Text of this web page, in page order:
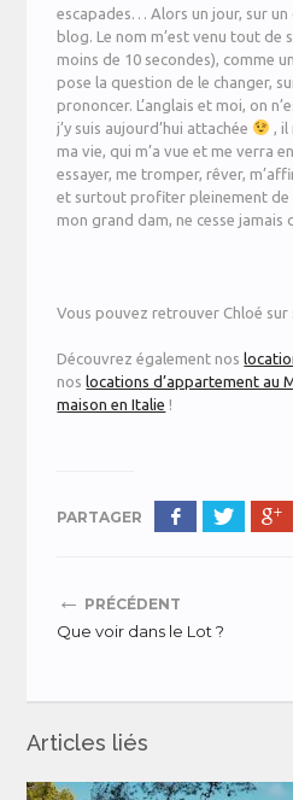
escapades… Alors un jour, sur un
blog. Le nom m’est venu tout de
moins de 10 secondes), comme
pose la question de le changer,
prononcer. L’anglais et moi, on
j’y suis aujourd’hui attachée
, il
ma vie, qui m’a vue et me verra
essayer, me tromper, rêver,
et surtout profiter pleinement de
mon grand dam, ne cesse jamais
Vous pouvez retrouver Chloé sur
Découvrez également nos
nos locations d’appartement au
maison en Italie !
PARTAGER
← PRÉCÉDENT
Que voir dans le Lot ?
Articles liés